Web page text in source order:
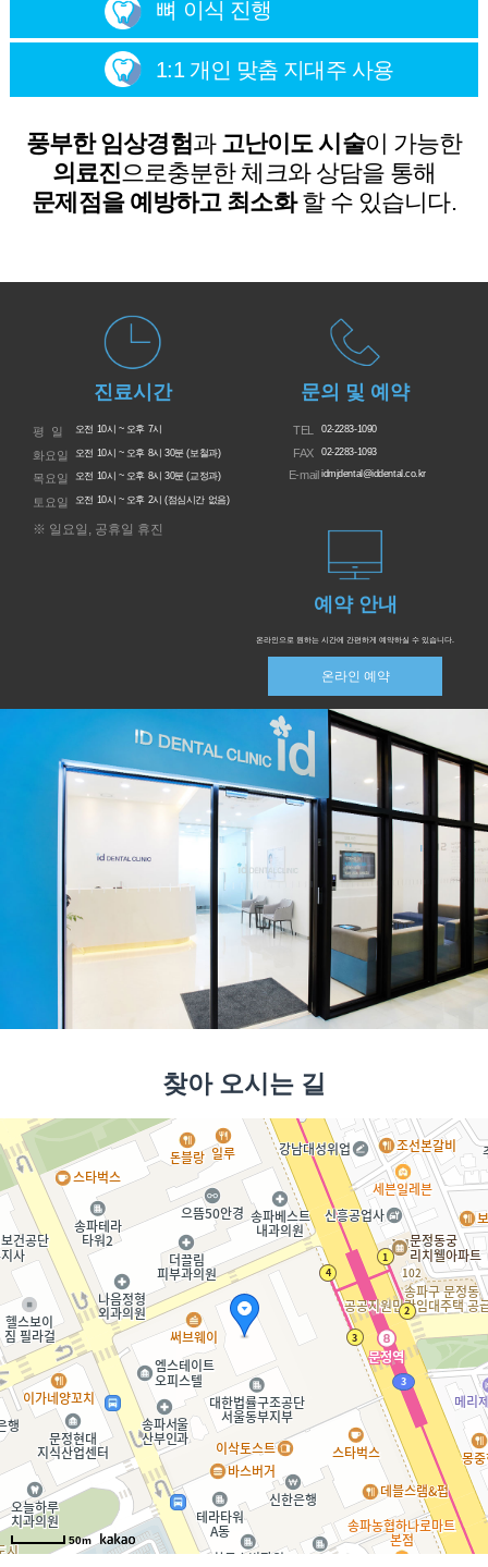
뼈 이식 진행
1:1 개인 맞춤 지대주 사용
풍부한 임상경험과 고난이도 시술
이 가능한
의료진으로
문제점을 예방하고 최소화할 수 있습니다.
진료시간
평 일 오전 10시 ~ 오후 7시
화요일 오전 10시 ~ 오후 8시 30분 (보철과)
목요일 오전 10시 ~ 오후 8시 30분 (교정과)
토요일 오전 10시 ~ 오후 2시 (점심시간 없음)
※ 일요일, 공휴일 휴진
문의 및 예약
TEL 02-2283-1090
FAX 02-2283-1093
E-mail idmjdental@iddental.co.kr
예약 안내
온라인으로 원하는 시간에 간편하게 예약하실 수 있습니다.
온라인 예약
찾아 오시는 길
50m